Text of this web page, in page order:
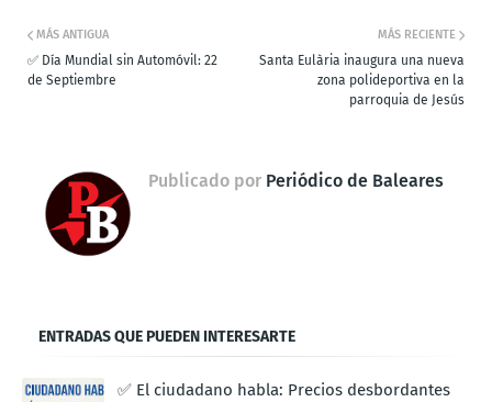
MÁS RECIENTE
Santa Eulària inaugura una nueva
zona polideportiva en la
parroquia de Jesús
MÁS ANTIGUA
✅ Día Mundial sin Automóvil: 22
de Septiembre
Publicado por Periódico de Baleares
ENTRADAS QUE PUEDEN INTERESARTE
✅ El ciudadano habla: Precios desbordantes